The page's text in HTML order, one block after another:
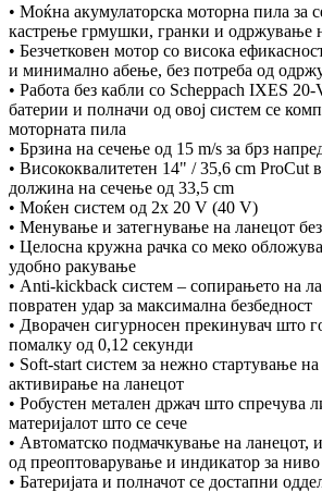
• Моќна акумулаторска моторна пила за
кастрење грмушки, гранки и одржување
• Безчетковен мотор со висока
и минимално абење, без потреба од
• Работа без кабли со Scheppach IXES 20-
батерии и полначи од овој систем се
моторната пила
• Брзина на сечење од 15 m/s за брз
• Висококвалитетен 14" / 35,6 cm ProCut
должина на сечење од 33,5 cm
• Моќен систем од 2x 20 V (40 V)
• Менување и затегнување на ланецот
• Целосна кружна рачка со меко
удобно ракување
• Anti-kickback систем – сопирањето на
повратен удар за максимална безбедност
• Дворачен сигурносен прекинувач што
помалку од 0,12 секунди
• Soft-start систем за нежно стартување
активирање на ланецот
• Робустен метален држач што спречува
материјалот што се сече
• Автоматско подмачкување на ланецот,
од преоптоварување и индикатор за
• Батеријата и полначот се достапни